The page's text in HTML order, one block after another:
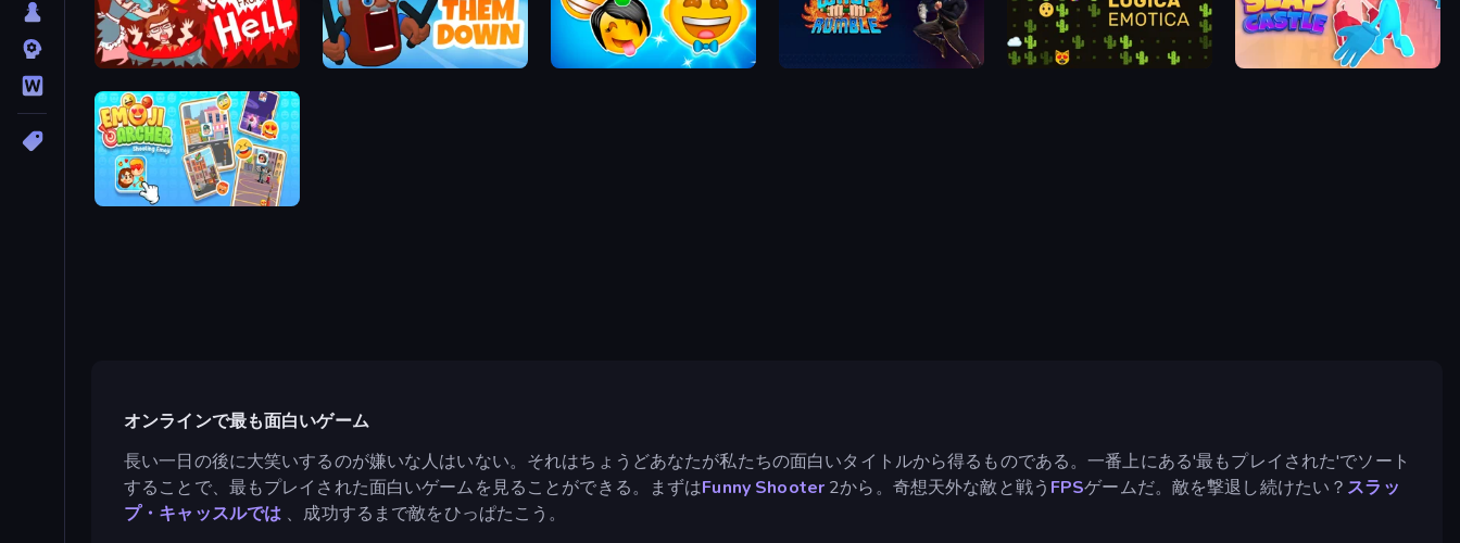
Girlfriend from Hell Calm Them Down Smileys: Family Tree emoji Logica Emotica
Emoji Archer - Shooting Emoji
オンラインで最も面白いゲーム
長い一日の後に大笑いするのが嫌いな人はいない。それはちょうどあなたが私たちの面白いタイトルから得るものである。一番上にある'最もプレイされた'でソート
することで、最もプレイされた面白いゲームを見ることができる。まずはFunny Shooter 2から。奇想天外な敵と戦う FPSゲームだ。敵を撃退し続けたい？ スラッ
プ・キャッスルでは 、成功するまで敵をひっぱたこう。